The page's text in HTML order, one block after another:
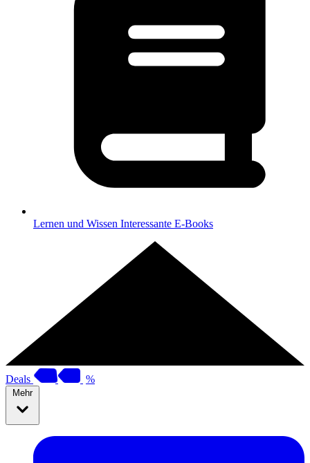
Lernen und Wissen Interessante E-Books
Deals %
Mehr